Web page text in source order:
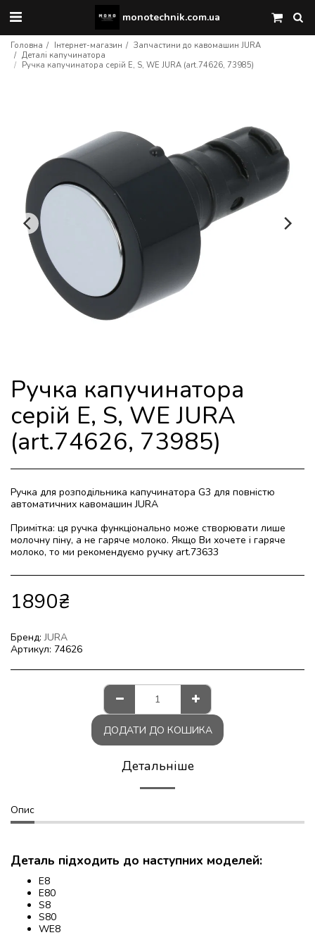
monotechnik.com.ua
Головна Інтернет-магазин
Запчастини до кавомашин JURA
Деталі капучинатора
Ручка капучинатора серій E, S, WE JURA (art.74626, 73985)
Ручка капучинатора
серій E, S, WE JURA
(art.74626, 73985)
Ручка для розподільника капучинатора G3 для повністю
автоматичних кавомашин JURA
Примітка: ця ручка функціонально може створювати лише
молочну піну, а не гаряче молоко. Якщо Ви хочете і гаряче
молоко, то ми рекомендуємо ручку art.73633
1890₴
Бренд: JURA
Артикул: 74626
ДОДАТИ ДО КОШИКА
Детальніше
Опис
Деталь підходить до наступних моделей:
E8
E80
S8
S80
WE8